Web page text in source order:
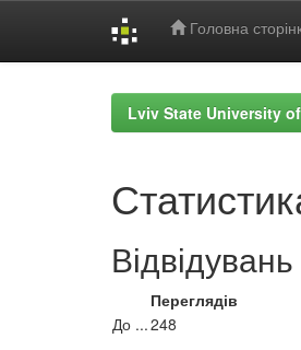
Головна
Lviv State University
Переглядів
До ...248